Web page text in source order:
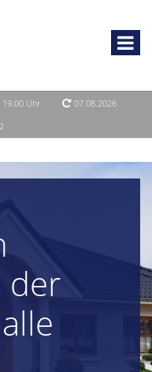
19.00 Uhr
07.08.2026
der